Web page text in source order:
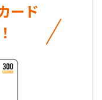
ード